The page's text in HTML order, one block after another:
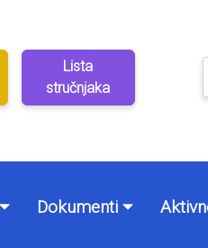
Lista
stručnjaka
Dokumenti